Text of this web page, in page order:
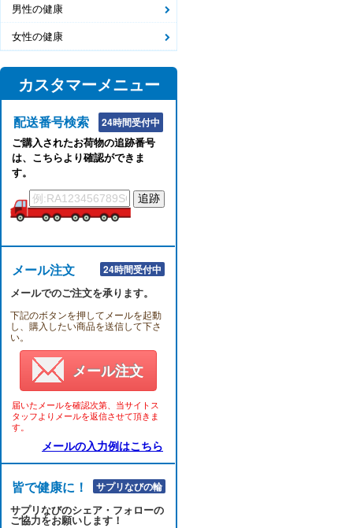
男性の健康
女性の健康
カスタマーメニュー
配送番号検索 24時間受付中
ご購入されたお荷物の追跡番号
は、こちらより確認ができま
す。
メール注文 24時間受付中
メールでのご注文を承ります。
下記のボタンを押してメールを起動
し、購入したい商品を送信して下さ
い。
メール注文
届いたメールを確認次第、当サイトス
タッフよりメールを返信させて頂きま
す。
メールの入力例はこちら
皆で健康に！！サプリなびの輪
サプリなびのシェア・フォローの
ご協力をお願いします！